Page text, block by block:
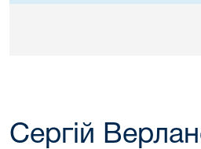
Сергій